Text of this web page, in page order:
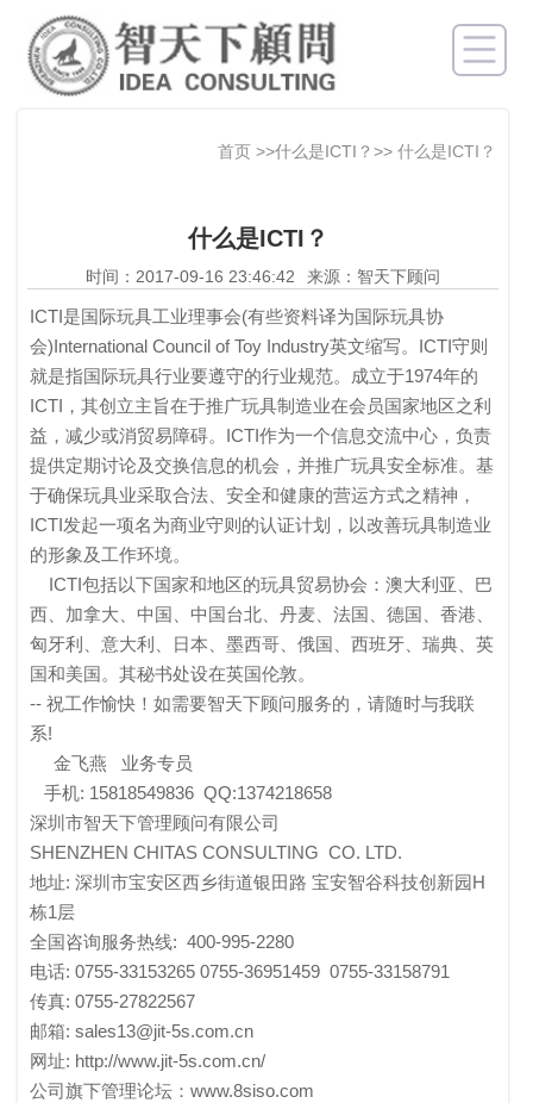
首页 >>什么是ICTI？>>什么是ICTI？
什么是ICTI？
时间：2017-09-16 23:46:42 来源：智天下顾问
ICTI是国际玩具工业理事会(有些资料译为国际玩具协
会)International Council of Toy Industry英文缩写。ICTI守则
就是指国际玩具行业要遵守的行业规范。成立于1974年的
ICTI，其创立主旨在于推广玩具制造业在会员国家地区之利
益，减少或消贸易障碍。ICTI作为一个信息交流中心，负责
提供定期讨论及交换信息的机会，并推广玩具安全标准。基
于确保玩具业采取合法、安全和健康的营运方式之精神，
ICTI发起一项名为商业守则的认证计划，以改善玩具制造业
的形象及工作环境。
ICTI包括以下国家和地区的玩具贸易协会：澳大利亚、巴
西、加拿大、中国、中国台北、丹麦、法国、德国、香港、
匈牙利、意大利、日本、墨西哥、俄国、西班牙、瑞典、英
国和美国。其秘书处设在英国伦敦。
-- 祝工作愉快！如需要智天下顾问服务的，请随时与我联
系!
金飞燕 业务专员
手机: 15818549836 QQ:1374218658
深圳市智天下管理顾问有限公司
SHENZHEN CHITAS CONSULTING CO. LTD.
地址: 深圳市宝安区西乡街道银田路 宝安智谷科技创新园H
栋1层
全国咨询服务热线: 400-995-2280
电话: 0755-33153265 0755-36951459 0755-33158791
传真: 0755-27822567
邮箱: sales13@jit-5s.com.cn
网址: http://www.jit-5s.com.cn/
公司旗下管理论坛：www.8siso.com